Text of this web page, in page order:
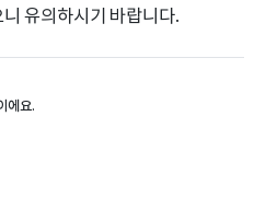
유의하시기 바랍니다.
에요.